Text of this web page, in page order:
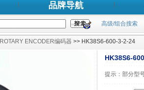
品牌导航
高级/组合搜索
ROTARY ENCODER编码器 >> HK38S6-600-3-2-24
HK38S6-
提示：部分型